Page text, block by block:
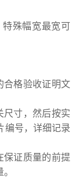
特殊幅宽最宽可
合格验收证明文
尺寸，然后按实
编号，详细记录
保证质量的前提